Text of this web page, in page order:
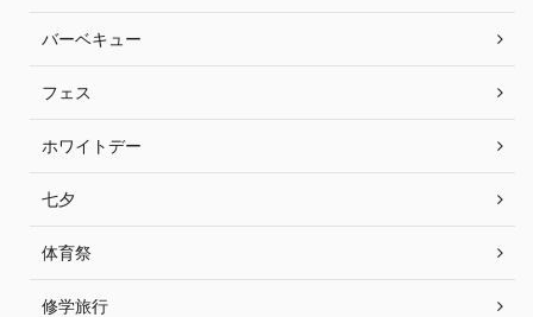
バーベキュー
フェス
ホワイトデー
七夕
体育祭
修学旅行